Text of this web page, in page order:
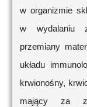
w organizmie
w wydalaniu
przemiany
układu
krwionośny,
mający za